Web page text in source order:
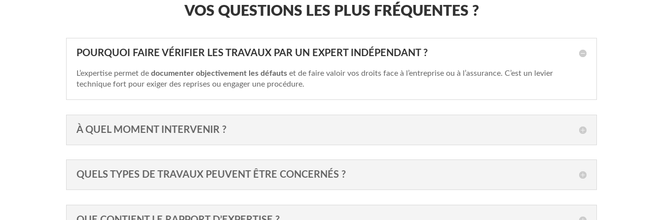
VOS QUESTIONS LES PLUS FRÉQUENTES ?
POURQUOI FAIRE VÉRIFIER LES TRAVAUX PAR UN EXPERT INDÉPENDANT ?
L’expertise permet dedocumenter objectivement les défauts et de faire valoir vos droits face à l’entreprise ou à l’assurance. C’est un levier
technique fort pour exiger des reprises ou engager une procédure.
À QUEL MOMENT INTERVENIR ?
QUELS TYPES DE TRAVAUX PEUVENT ÊTRE CONCERNÉS ?